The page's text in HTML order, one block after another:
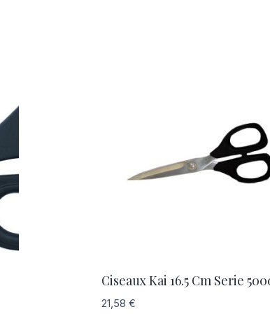
Ciseaux Kai 16.5 Cm Serie
21,58 €